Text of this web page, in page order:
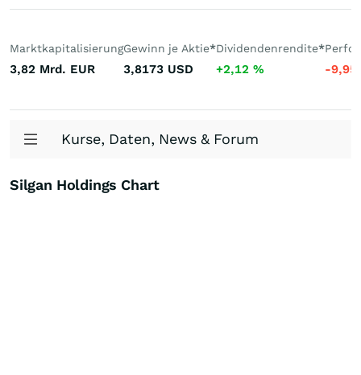
Marktkapitalisierung
3,82 Mrd. EUR
Gewinn je Aktie*
3,8173 USD
Dividendenrendite*
+2,12 % -9,95
Kurse, Daten, News & Forum
Silgan Holdings Chart